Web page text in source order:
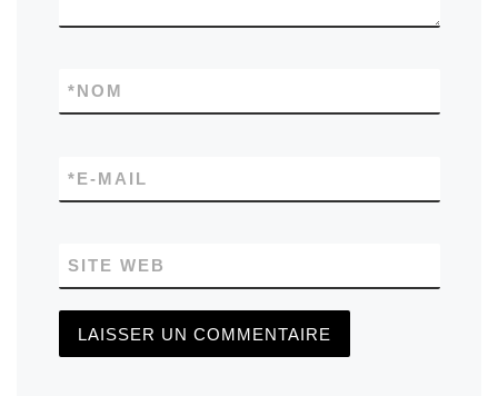
NOM
*
E-MAIL
*
SITE WEB